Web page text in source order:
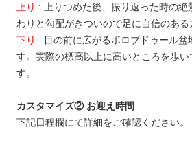
上り : 上りつめた後、振り返った時の絶
わりと勾配がきついので足に自信のある
下り : 目の前に広がるボロブドゥール盆
す。実際の標高以上に高いところを歩い
す。
カスタマイズ② お迎え時間
下記日程欄にて詳細をご確認ください。